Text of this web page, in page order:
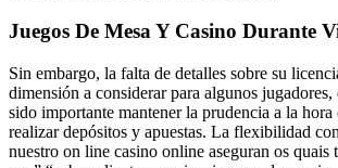
Juegos De Mesa Y Casino Durante
Sin embargo, la falta de detalles sobre su
dimensión a considerar para algunos jugadores,
sido importante mantener la prudencia a la
realizar depósitos y apuestas. La flexibilidad
nuestro on line casino online aseguran os quais